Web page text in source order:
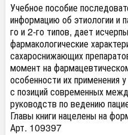
Учебное пособие
информацию об этиологии и
го и 2-го типов, дает
фармакологические
сахароснижающих
момент на
особенности их применения
с позиций современных
руководств по ведению
Главы книги нацелены на
Арт. 109397